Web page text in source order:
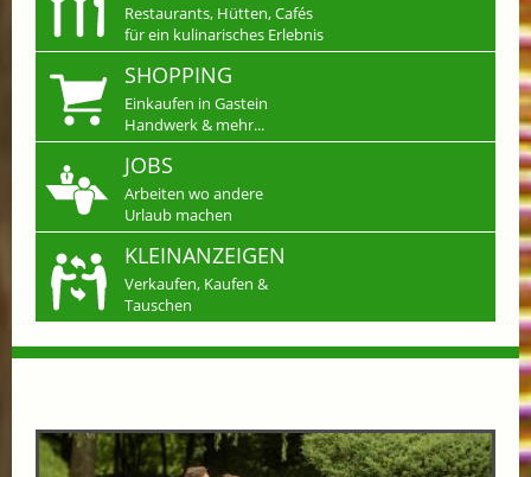
Restaurants, Hütten, Cafés
für ein kulinarisches Erlebnis
SHOPPING
Einkaufen in Gastein
Handwerk & mehr...
JOBS
Arbeiten wo andere
Urlaub machen
KLEINANZEIGEN
Verkaufen, Kaufen &
Tauschen